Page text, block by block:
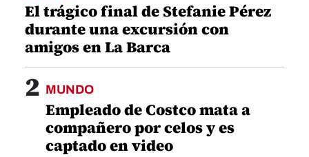
El trágico final de Stefanie Pérez
durante una excursión con
amigos en La Barca
2 MUNDO
Empleado de Costco mata a
compañero por celos y es
captado en video